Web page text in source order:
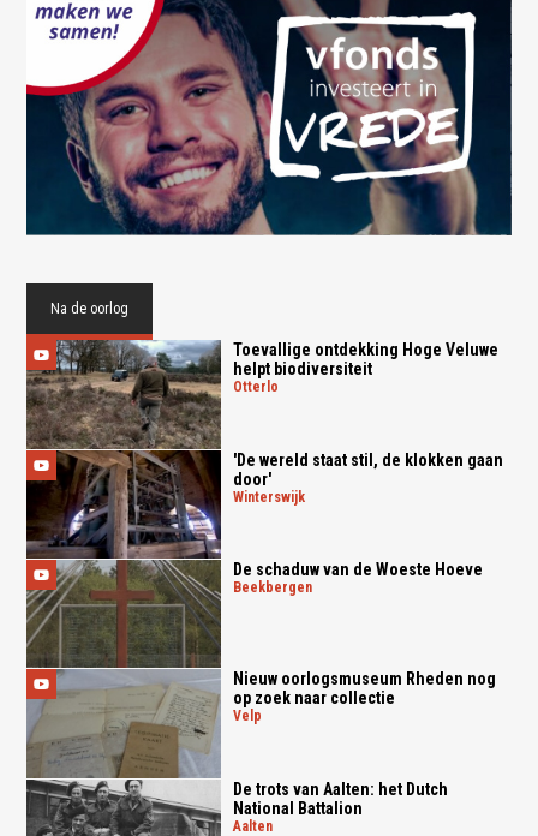
Na de oorlog
Toevallige ontdekking Hoge Veluwe
helpt biodiversiteit
otterlo
'De wereld staat stil, de klokken gaan
door'
winterswijk
De schaduw van de Woeste Hoeve
beekbergen
Nieuw oorlogsmuseum Rheden nog
op zoek naar collectie
velp
De trots van Aalten: het Dutch
National Battalion
aalten